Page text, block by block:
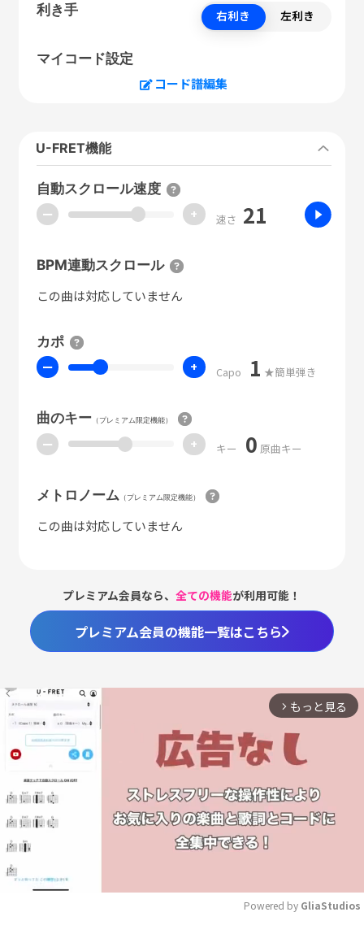
利き手 右利き 左利き
マイコード設定
コード譜編集
U-FRET機能
自動スクロール速度
ー + 速さ 21
BPM連動スクロール
この曲は対応していません
カポ
ー + Capo 1 ★簡単弾き
曲のキー（プレミアム限定機能）
ー + キー 0 原曲キー
メトロノーム （プレミアム限定機能）
この曲は対応していません
プレミアム会員なら、全ての機能が利用可能！
プレミアム会員の機能一覧はこちら
arrow_forward_ios もっと見る
Powered by GliaStudios